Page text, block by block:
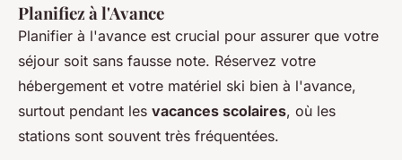
Planifiez à l'Avance
Planifier à l'avance est crucial pour assurer que votre
séjour soit sans fausse note. Réservez votre
hébergement et votre matériel ski bien à l'avance,
surtout pendant les vacances scolaires, où les
stations sont souvent très fréquentées.